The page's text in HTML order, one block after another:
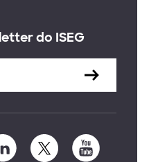
do ISEG